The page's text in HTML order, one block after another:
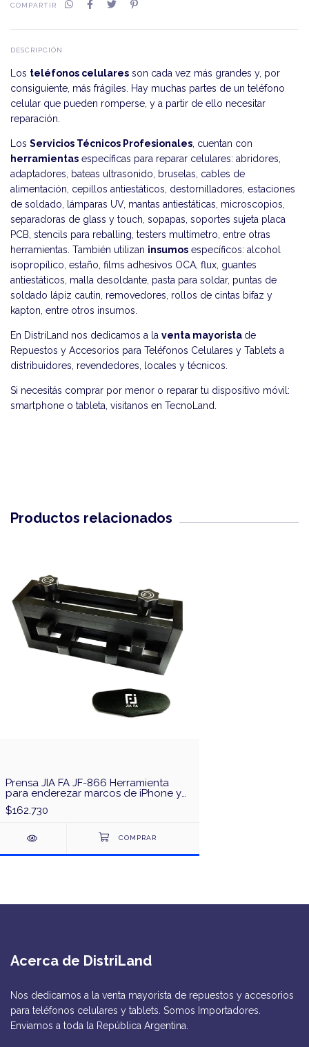
COMPARTIR
DESCRIPCIÓN
Los teléfonos celulares son cada vez más grandes y, por
consiguiente, más frágiles. Hay muchas partes de un teléfono
celular que pueden romperse, y a partir de ello necesitar
reparación.
Los Servicios Técnicos Profesionales , cuentan con
herramientas específicas para reparar celulares: abridores,
adaptadores, bateas ultrasonido, bruselas, cables de
alimentación, cepillos antiestáticos, destornilladores, estaciones
de soldado, lámparas UV, mantas antiestáticas, microscopios,
separadoras de glass y touch, sopapas, soportes sujeta placa
PCB, stencils para reballing, testers multímetro, entre otras
herramientas. También utilizan insumos específicos: alcohol
isopropílico, estaño, films adhesivos OCA, flux, guantes
antiestáticos, malla desoldante, pasta para soldar, puntas de
soldado lápiz cautin, removedores, rollos de cintas bifaz y
kapton, entre otros insumos.
En DistriLand nos dedicamos a la venta mayorista de
Repuestos y Accesorios para Teléfonos Celulares y Tablets a
distribuidores, revendedores, locales y técnicos.
Si necesitás comprar por menor o reparar tu dispositivo móvil:
smartphone o tableta, visitanos en TecnoLand
Productos relacionados
Prensa JIA FA JF-866 Herramienta
para enderezar marcos de iPhone y
iPad
$162.730
Acerca de DistriLand
Nos dedicamos a la venta mayorista de repuestos y accesorios
para teléfonos celulares y tablets. Somos Importadores.
Enviamos a toda la República Argentina.